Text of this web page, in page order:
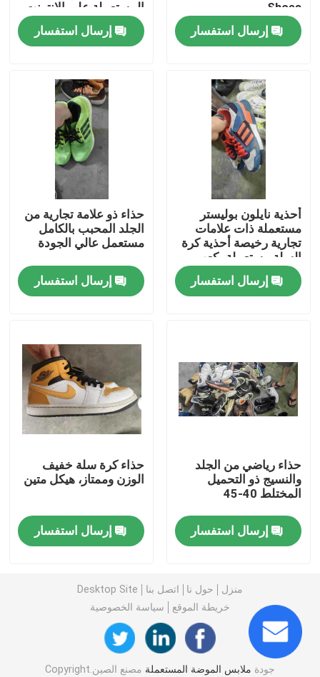
أشرطة فيديو
معلومات عنا
جولة في المعمل
رقابة جودة
اتصل بنا
اطلب اقتباس
أحذية رجالية مستعملة
حقائب اليد الثانية
حقائب فاخرة مستعملة
ملابس الخريف عارضة
قمصان رجالي موديل جديد
Shoes
إرسال استفسار
المستعملة على الإنترنت
إرسال استفسار
أحذية نايلون بوليستر
مستعملة ذات علامات
تجارية رخيصة أحذية كرة
السلة مستعملة بكعب
مسطح
إرسال استفسار
حذاء ذو ​​علامة تجارية من
الجلد المحبب بالكامل
مستعمل عالي الجودة
إرسال استفسار
حذاء رياضي من الجلد
والنسيج ذو التحميل
المختلط 40-45
إرسال استفسار
حذاء كرة سلة خفيف
الوزن وممتاز، هيكل متين
إرسال استفسار
منزل حول نا اتصل بنا
Desktop Site
خريطة الموقع
سياسة الخصوصية
جودة ملابس الموضة المستعملة مصنع الصين.Copyright